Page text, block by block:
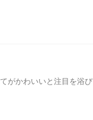
かわいいと注目を浴